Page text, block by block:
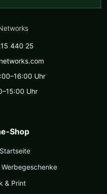
440 25
Uhr
Uhr
Shop
& Print